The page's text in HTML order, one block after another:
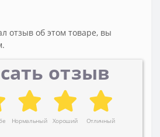
отзыв об этом товаре, вы
отзыв
Нормальный Хороший Отличный